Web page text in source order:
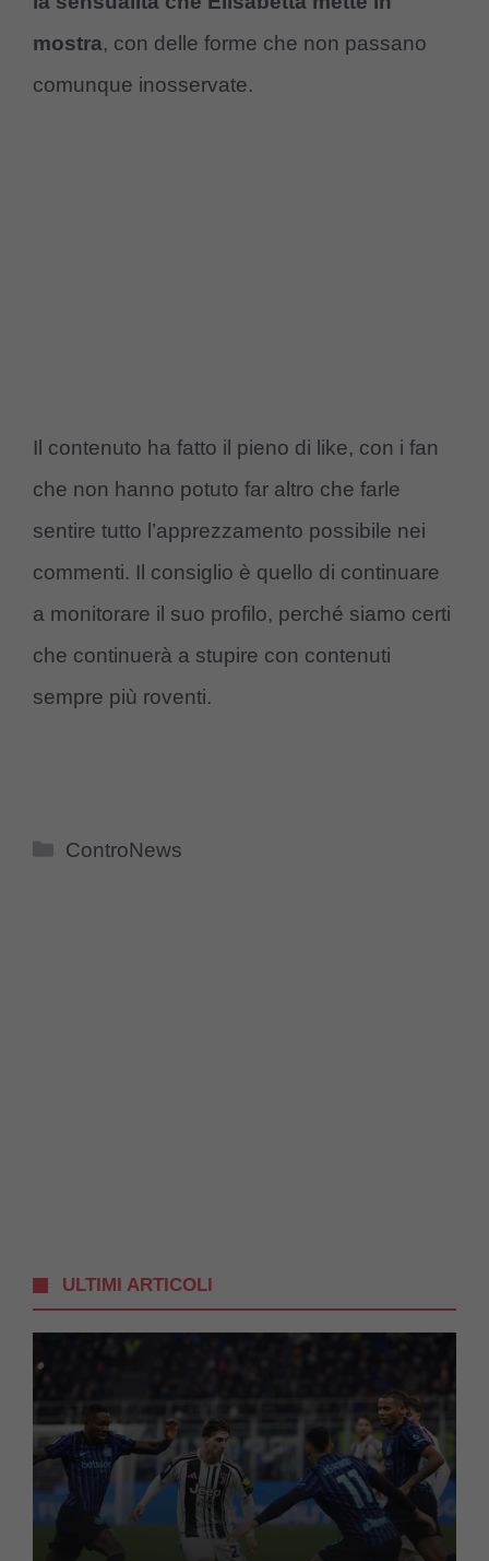
mostra, con delle forme che non passano
comunque inosservate.
Il contenuto ha fatto il pieno di like, con i fan
che non hanno potuto far altro che farle
sentire tutto l’apprezzamento possibile nei
commenti. Il consiglio è quello di continuare
a monitorare il suo profilo, perché siamo certi
che continuerà a stupire con contenuti
sempre più roventi.
Categorie
ControNews
ULTIMI ARTICOLI